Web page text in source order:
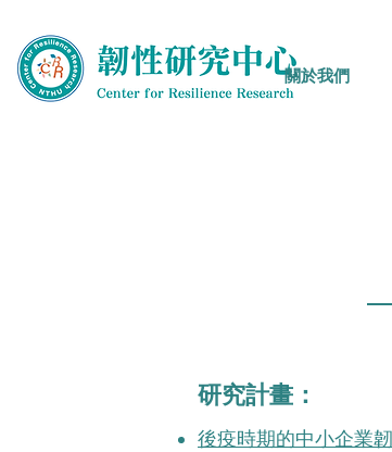
關於我們
研究計畫：
後疫時期的中小企業